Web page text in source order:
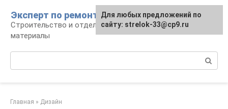
контенту
Эксперт по ремонту
Строительство и отделка: работы и
материалы
Главная » Дизайн
Для любых предложений по
сайту: strelok-33@cp9.ru
Для любых предложений по
сайту: strelok-33@cp9.ru